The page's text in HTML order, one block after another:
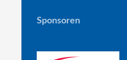
Sponsoren